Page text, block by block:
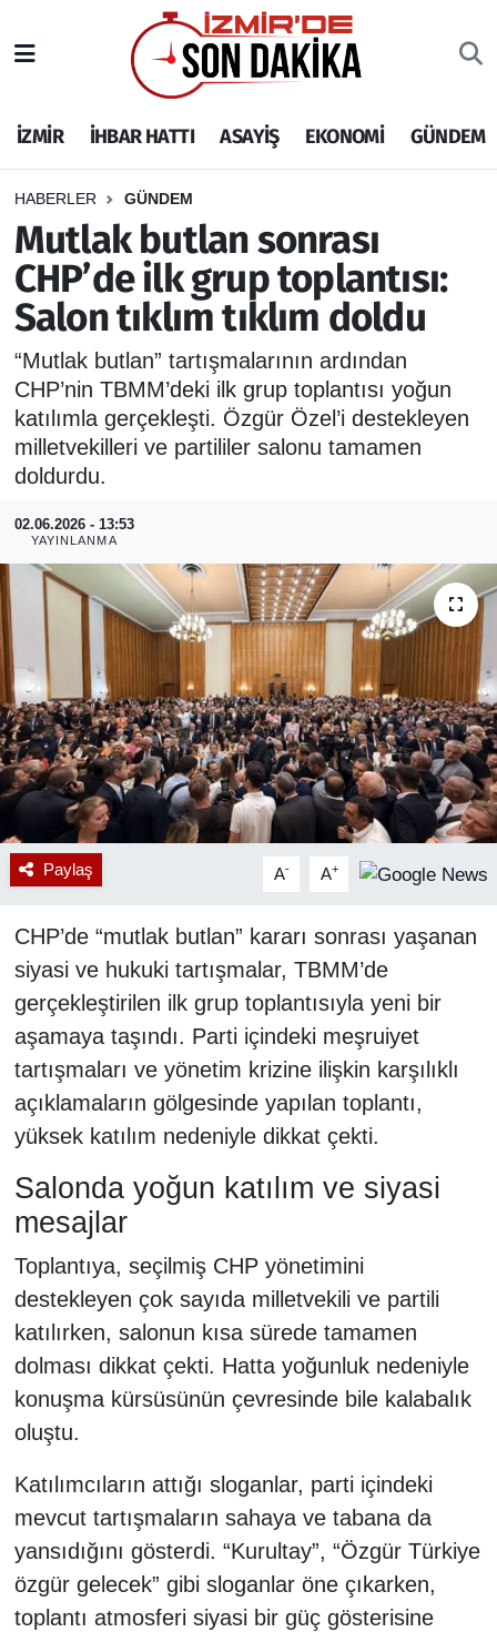
İZMİR İHBAR HATTI ASAYİŞ EKONOMİ GÜNDEM
HABERLER GÜNDEM
Mutlak butlan sonrası
CHP’de ilk grup toplantısı:
Salon tıklım tıklım doldu
“Mutlak butlan” tartışmalarının ardından
CHP’nin TBMM’deki ilk grup toplantısı yoğun
katılımla gerçekleşti. Özgür Özel’i destekleyen
milletvekilleri ve partililer salonu tamamen
doldurdu.
02.06.2026 - 13:53
YAYINLANMA
Paylaş A- A+
CHP’de “mutlak butlan” kararı sonrası yaşanan
siyasi ve hukuki tartışmalar, TBMM’de
gerçekleştirilen ilk grup toplantısıyla yeni bir
aşamaya taşındı. Parti içindeki meşruiyet
tartışmaları ve yönetim krizine ilişkin karşılıklı
açıklamaların gölgesinde yapılan toplantı,
yüksek katılım nedeniyle dikkat çekti.
Salonda yoğun katılım ve siyasi
mesajlar
Toplantıya, seçilmiş CHP yönetimini
destekleyen çok sayıda milletvekili ve partili
katılırken, salonun kısa sürede tamamen
dolması dikkat çekti. Hatta yoğunluk nedeniyle
konuşma kürsüsünün çevresinde bile kalabalık
oluştu.
Katılımcıların attığı sloganlar, parti içindeki
mevcut tartışmaların sahaya ve tabana da
yansıdığını gösterdi. “Kurultay”, “Özgür Türkiye
özgür gelecek” gibi sloganlar öne çıkarken,
toplantı atmosferi siyasi bir güç gösterisine
İHBAR HATTI
DEPREM
GENEL
EKONOMİ
SİYASET
SPOR
ASAYİŞ
RESMİ REKLAM
İzmir Nöbetçi Eczaneler
İzmir Hava Durumu
İzmir Namaz Vakitleri
İzmir Trafik Yoğunluk Haritası
Puan Durumu ve Fikstür
Tüm Manşetler
Son Dakika Haberleri
Haber Arşivi